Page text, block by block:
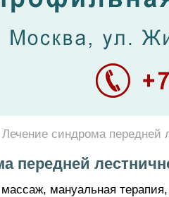
Лечение синдрома
передней
мануальная